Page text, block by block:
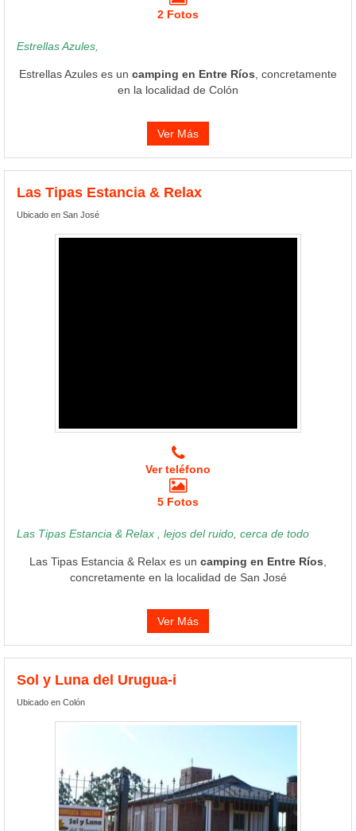
2 Fotos
Estrellas Azules,
Estrellas Azules es un camping en Entre Ríos , concretamente
en la localidad de Colón
Ver Más
Las Tipas Estancia & Relax
Ubicado en San José
Ver teléfono
5 Fotos
Las Tipas Estancia & Relax , lejos del ruido, cerca de todo
Las Tipas Estancia & Relax es un camping en Entre Ríos
concretamente en la localidad de San José
Ver Más
Sol y Luna del Urugua-i
Ubicado en Colón